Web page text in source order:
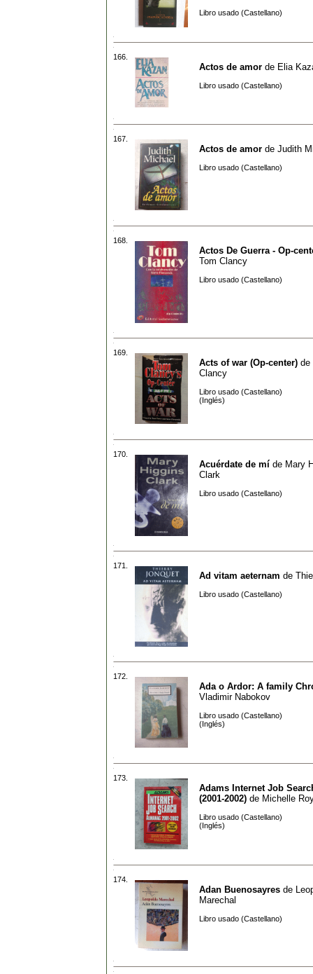
Libro usado (Castellano)
166.
Actos de amor de Elia
Libro usado (Castellano)
167.
Actos de amor de Judith
Libro usado (Castellano)
168.
Actos De Guerra - Op-
Tom Clancy
Libro usado (Castellano)
169.
Acts of war (Op-center) de
Clancy
Libro usado (Castellano)
(Inglés)
170.
Acuérdate de mí de Mary
Clark
Libro usado (Castellano)
171.
Ad vitam aeternam de
Libro usado (Castellano)
172.
Ada o Ardor: A family
Vladimir Nabokov
Libro usado (Castellano)
(Inglés)
173.
Adams Internet Job
(2001-2002) de Michelle
Libro usado (Castellano)
(Inglés)
174.
Adan Buenosayres de
Marechal
Libro usado (Castellano)